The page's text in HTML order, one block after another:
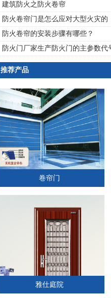
建筑防火之防火卷帘
防火卷帘门是怎么应对大型火灾的
防火卷帘的安装步骤有哪些？
防火门厂家生产防火门的主参数代
推荐产品
卷帘门
雅仕庭院